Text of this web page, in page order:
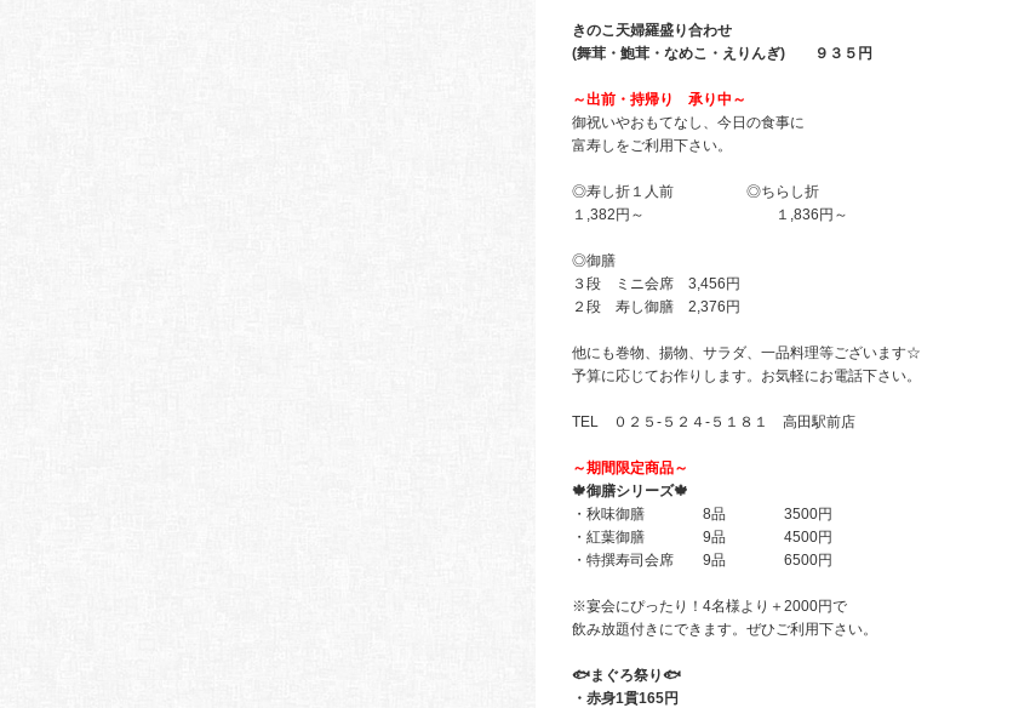
きのこ天婦羅盛り合わせ
(舞茸・鮑茸・なめこ・えりんぎ) ９３５円
～出前・持帰り 承り中 ～
御祝いやおもてなし、今日の食事に
富寿しをご利用下さい。
◎寿し折１人前 ◎ちらし折
１,382円～ １,836円～
◎御膳
３段 ミニ会席 3,456円
２段 寿し御膳 2,376円
他にも巻物、揚物、サラダ、一品料理等ございます☆
予算に応じてお作りします。お気軽にお電話下さい。
TEL ０２５-５２４-５１８１ 高田駅前店
～期間限定商品～
🍁御膳シリーズ🍁
・秋味御膳 8品 3500円
・紅葉御膳 9品 4500円
・特撰寿司会席 9品 6500円
※宴会にぴったり！4名様より＋2000円で
飲み放題付きにできます。ぜひご利用下さい。
🐟まぐろ祭り🐟
・赤身1貫165円